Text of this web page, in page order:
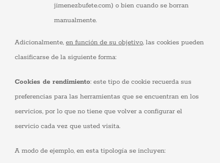
jimenezbufete.com) o bien cuando se borran
manualmente.
Adicionalmente, en función de su objetivo, las cookies pueden
clasificarse de la siguiente forma:
Cookies de rendimiento: este tipo de cookie recuerda sus
preferencias para las herramientas que se encuentran en los
servicios, por lo que no tiene que volver a configurar el
servicio cada vez que usted visita.
A modo de ejemplo, en esta tipología se incluyen:
Marketing
intereses y
nuestro sitio,
posibilidad de
ver contenido y
personalizados.